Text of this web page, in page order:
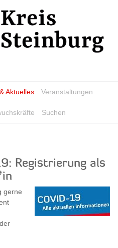
Aktuelles Veranstaltungen
Suchen
Registrierung als
gerne